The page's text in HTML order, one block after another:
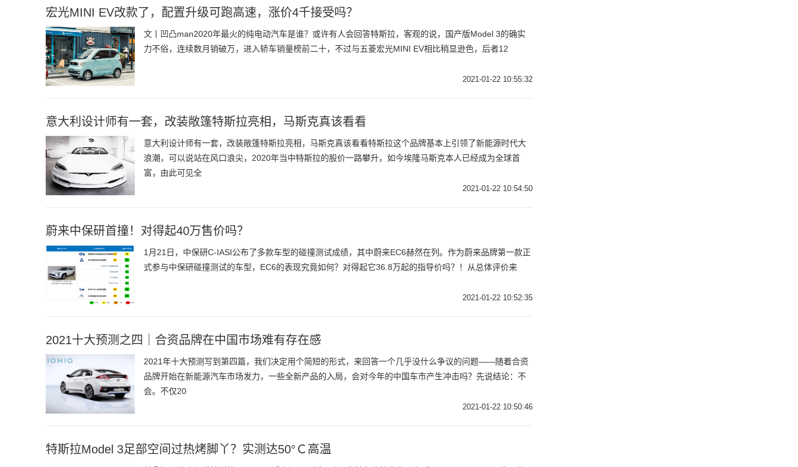
宏光MINI EV改款了，配置升级可跑高速，涨价4千接受吗？
文丨凹凸man2020年最火的纯电动汽车是谁？或许有人会回答特斯拉，客观的说，国产版Model 3的确实
力不俗，连续数月销破万，进入轿车销量榜前二十，不过与五菱宏光MINI EV相比稍显逊色，后者12
2021-01-22 10:55:32
意大利设计师有一套，改装敞篷特斯拉亮相，马斯克真该看看
意大利设计师有一套，改装敞篷特斯拉亮相，马斯克真该看看特斯拉这个品牌基本上引领了新能源时代大
浪潮，可以说站在风口浪尖，2020年当中特斯拉的股价一路攀升，如今埃隆马斯克本人已经成为全球首
富，由此可见全
2021-01-22 10:54:50
蔚来中保研首撞！对得起40万售价吗？
1月21日，中保研C-IASI公布了多款车型的碰撞测试成绩，其中蔚来EC6赫然在列。作为蔚来品牌第一款正
式参与中保研碰撞测试的车型，EC6的表现究竟如何？对得起它36.8万起的指导价吗？！从总体评价来
2021-01-22 10:52:35
2021十大预测之四｜合资品牌在中国市场难有存在感
2021年十大预测写到第四篇，我们决定用个简短的形式，来回答一个几乎没什么争议的问题——随着合资
品牌开始在新能源汽车市场发力，一些全新产品的入局，会对今年的中国车市产生冲击吗？先说结论：不
会。不仅20
2021-01-22 10:50:46
特斯拉Model 3足部空间过热烤脚丫？实测达50°Ｃ高温